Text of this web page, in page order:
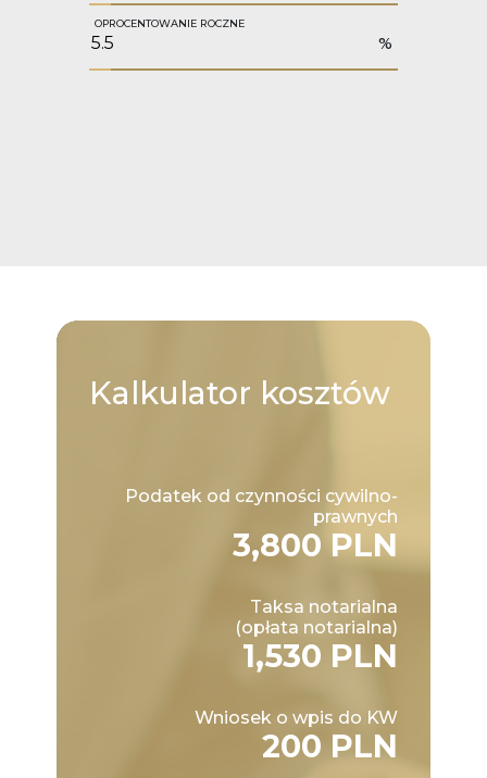
OPROCENTOWANIE ROCZNE
%
Kalkulator kosztów
Podatek od czynności cywilno-
prawnych
3,800 PLN
Taksa notarialna
(opłata notarialna)
1,530 PLN
Wniosek o wpis do KW
200 PLN